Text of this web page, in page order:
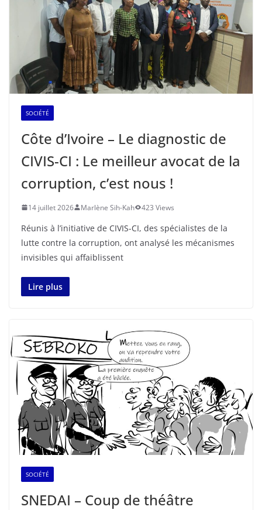
SOCIÉTÉ
Côte d’Ivoire – Le diagnostic de
CIVIS-CI : Le meilleur avocat de la
corruption, c’est nous !
14 juillet 2026 Marlène Sih-Kah 423 Views
‎‎Réunis à l’initiative de CIVIS-CI, des spécialistes de la
lutte contre la corruption, ont analysé les mécanismes
invisibles qui affaiblissent
Lire plus
SOCIÉTÉ
SNEDAI – Coup de théâtre